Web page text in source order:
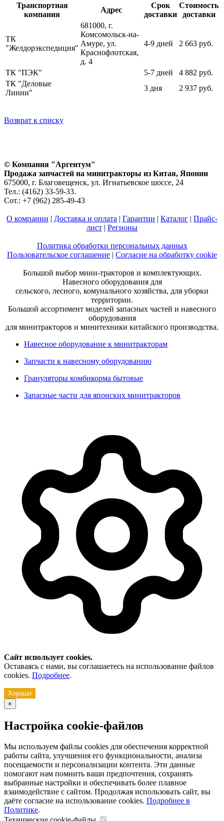
Транспортная
компания
Адрес
Срок
доставки
Стоимость
доставки
ТК
"Желдорэкспедиция"
681000, г.
Комсомольск-на-
Амуре, ул.
Краснофлотская,
д. 4
4-9 дней 2 663 руб.
ТК "ПЭК" 5-7 дней
4 882 руб.
ТК "Деловые
Линии"
3 дня 2 937 руб.
Возврат к списку
© Компания "Аргентум"
Продажа запчастей на минитракторы из Китая, Японии
675000, г. Благовещенск, ул. Игнатьевское шоссе, 24
Тел.: (4162) 33-59-33.
Сот.: +7 (962) 285-49-43
О компании | Доставка и оплата | Гарантии | Каталог | Прайс-
лист | Регионы
Политика обработки персональных данных
Пользовательское соглашение | Согласие на обработку cookie
Большой выбор мини-тракторов и комплектующих.
Навесного оборудования для
сельского, лесного, комунального хозяйства, для уборки
территории.
Большой ассортимент моделей запасных частей и навесного
оборудования
для минитракторов и минитехники китайского производства.
Навесное оборудование к минитракторам
Запчасти к навесному оборудованию
Грануляторы комбикорма бытовые
Запасные части для японских минитракторов
Сайт использует cookies.
Оставаясь с нами, вы соглашаетесь на использование файлов
cookies. Подробнее.
Хорошо
×
Настройка cookie-файлов
Мы используем файлы cookies для обеспечения корректной
работы сайта, улучшения его функциональности, анализа
посещаемости и персонализации контента. Эти данные
помогают нам помнить ваши предпочтения, сохранять
выбранные настройки и обеспечивать более плавное
взаимодействие с сайтом. Продолжая использовать сайт, вы
даёте согласие на использование cookies. Подробнее в
Политике.